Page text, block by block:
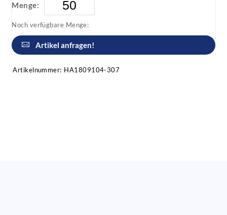
Menge:
Noch verfügbare Menge:
Artikel anfragen!
Artikelnummer: HA1809104-307